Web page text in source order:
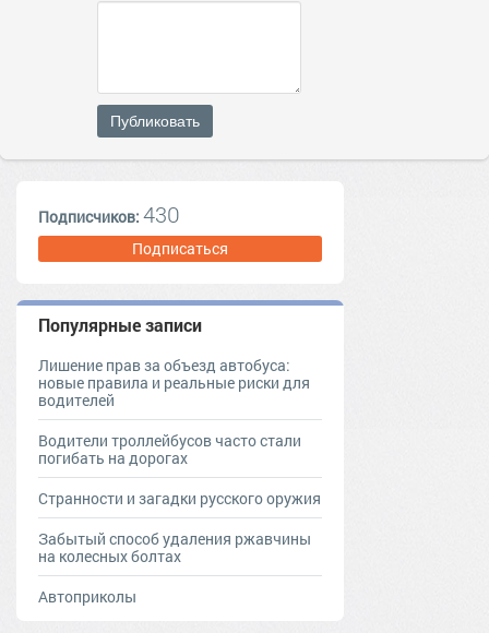
Публиковать
Подписчиков: 430
Подписаться
Популярные записи
Лишение прав за объезд автобуса:
новые правила и реальные риски для
водителей
Водители троллейбусов часто стали
погибать на дорогах
Странности и загадки русского оружия
Забытый способ удаления ржавчины
на колесных болтах
Автоприколы